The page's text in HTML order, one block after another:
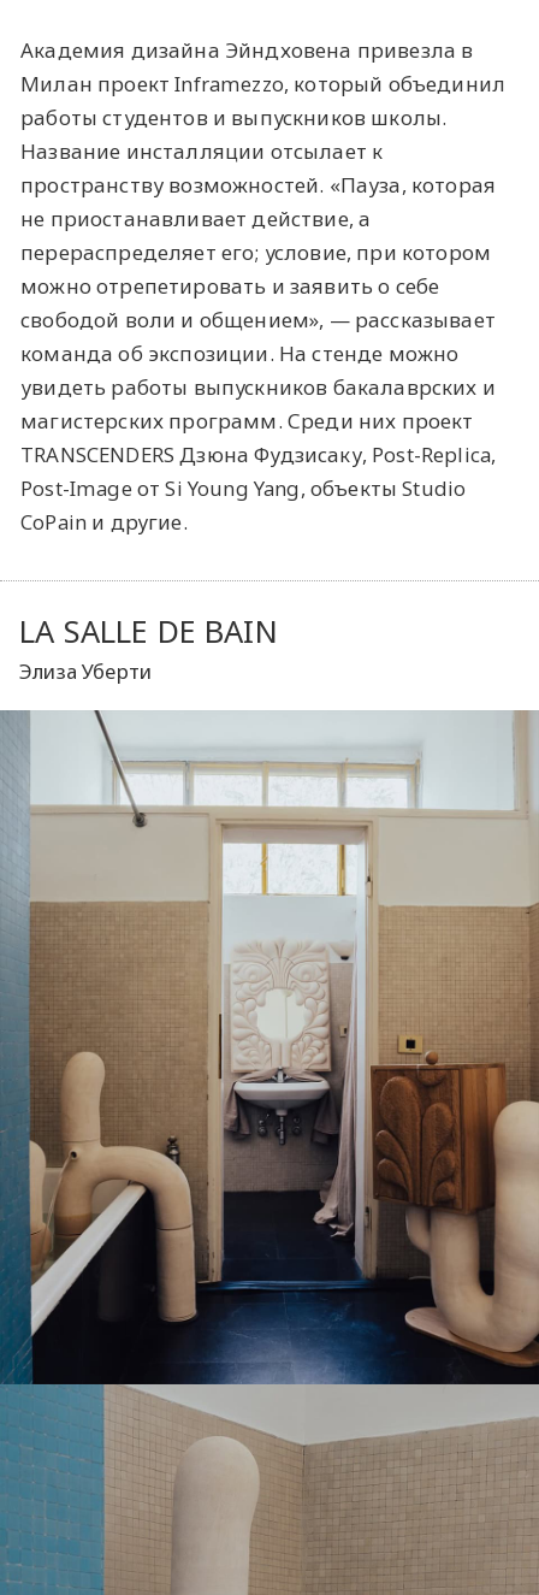
Академия дизайна Эйндховена привезла в
Милан проект Inframezzo, который объединил
работы студентов и выпускников школы.
Название инсталляции отсылает к
пространству возможностей. «Пауза, которая
не приостанавливает действие, а
перераспределяет его; условие, при котором
можно отрепетировать и заявить о себе
свободой воли и общением», — рассказывает
команда об экспозиции. На стенде можно
увидеть работы выпускников бакалаврских и
магистерских программ. Среди них проект
TRANSCENDERS Дзюна Фудзисаку, Post-Replica,
Post-Image от Si Young Yang, объекты Studio
CoPain и другие.
LA SALLE DE BAIN
Элиза Уберти